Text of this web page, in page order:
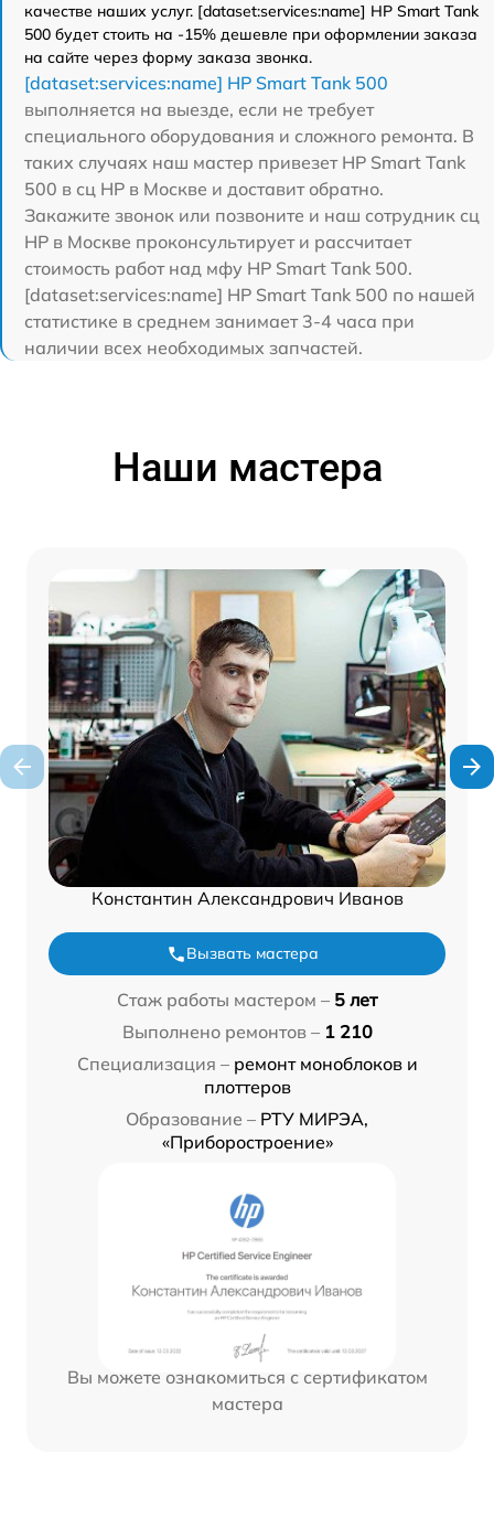
качестве наших услуг. [dataset:services:name] HP Smart Tank
500 будет стоить на -15% дешевле при оформлении заказа
на сайте через форму заказа звонка.
[dataset:services:name] HP Smart Tank 500
выполняется на выезде, если не требует
специального оборудования и сложного ремонта. В
таких случаях наш мастер привезет HP Smart Tank
500 в сц HP в Москве и доставит обратно.
Закажите звонок или позвоните и наш сотрудник сц
HP в Москве проконсультирует и рассчитает
стоимость работ над мфу HP Smart Tank 500.
[dataset:services:name] HP Smart Tank 500 по нашей
статистике в среднем занимает 3-4 часа при
наличии всех необходимых запчастей.
Наши мастера
Константин Александрович Иванов
Вызвать мастера
Стаж работы мастером – 5 лет
Выполнено ремонтов – 1 210
Специализация – ремонт моноблоков и
плоттеров
Образование – РТУ МИРЭА,
«Приборостроение»
Вы можете ознакомиться с сертификатом
мастера